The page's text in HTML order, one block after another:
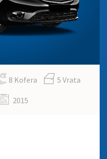
8 Kofera 5 Vrata
2015